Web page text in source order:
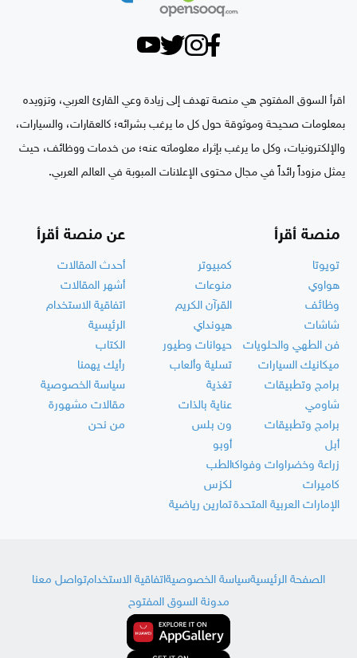
اقرأ السوق المفتوح هي منصة تهدف إلى زيادة وعي القارئ العربي، وتزويده
بمعلومات صحيحة وموثوقة حول كل ما يرغب بشرائه؛ كالعقارات، والسيارات،
والإلكترونيات، وكل ما يرغب بإثراء معلوماته عنه؛ من خدمات ووظائف، حيث
يمثل مزوداً رائداً في مجال محتوى الإعلانات المبوبة في العالم العربي.
منصة أقرأ
تويوتا
كمبيوتر
هواوي
منوعات
وظائف
القرآن الكريم
شاشات
هيونداي
فن الطهي والحلويات
حيوانات وطيور
ميكانيك السيارات
تسلية وألعاب
برامج وتطبيقات
تغذية
شاومي
عناية بالذات
برامج وتطبيقات
ون بلس
أبل
أوبو
زراعة وخضراوات وفواكهالطب
كاميرات
لكزس
الإمارات العربية المتحدةتمارين رياضية
عن منصة أقرأ
أحدث المقالات
أشهر المقالات
اتفاقية الاستخدام
الرئيسية
الكتاب
رأيك يهمنا
سياسة الخصوصية
مقالات مشهورة
من نحن
الصفحة الرئيسيةسياسة الخصوصيةاتفاقية الاستخدامتواصل معنا
مدونة السوق المفتوح